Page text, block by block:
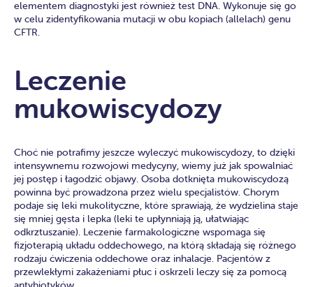
elementem diagnostyki jest również test DNA. Wykonuje się go
w celu zidentyfikowania mutacji w obu kopiach (allelach) genu
CFTR.
Leczenie
mukowiscydozy
Choć nie potrafimy jeszcze wyleczyć mukowiscydozy, to dzięki
intensywnemu rozwojowi medycyny, wiemy już jak spowalniać
jej postęp i łagodzić objawy. Osoba dotknięta mukowiscydozą
powinna być prowadzona przez wielu specjalistów. Chorym
podaje się leki mukolityczne, które sprawiają, że wydzielina staje
się mniej gęsta i lepka (leki te upłynniają ją, ułatwiając
odkrztuszanie). Leczenie farmakologiczne wspomaga się
fizjoterapią układu oddechowego, na którą składają się różnego
rodzaju ćwiczenia oddechowe oraz inhalacje. Pacjentów z
przewlekłymi zakażeniami płuc i oskrzeli leczy się za pomocą